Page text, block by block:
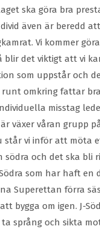
ska göra bra
även är beredd
Vi kommer
blir det viktigt att vi
som uppstår och
runt omkring fattar
misstag
växer våran grupp
står vi inför att möta
södra och det ska bli
som har haft
Superettan förra
bygga om igen. J-
språng och sikta